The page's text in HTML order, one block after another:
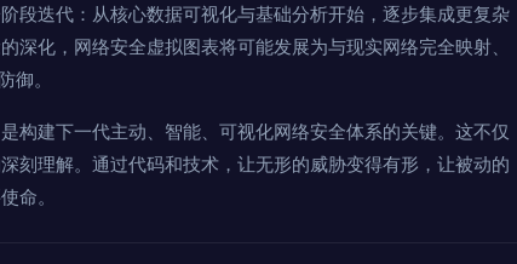
段迭代：从核心数据可视化与基础分析开始，逐步集成更复杂
化，网络安全虚拟图表将可能发展为与现实网络完全映射、
御。
构建下一代主动、智能、可视化网络安全体系的关键。这不仅
刻理解。通过代码和技术，让无形的威胁变得有形，让被动的
命。